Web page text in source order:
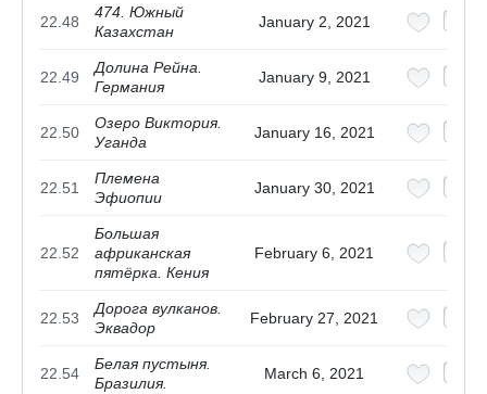
22.48
474. Южный
Казахстан
January 2, 2021
22.49
Долина Рейна.
Германия
January 9, 2021
22.50
Озеро Виктория.
Уганда
January 16, 2021
22.51
Племена
Эфиопии
January 30, 2021
22.52
Большая
африканская
пятёрка. Кения
February 6, 2021
22.53
Дорога вулканов.
Эквадор
February 27, 2021
22.54
Белая пустыня.
Бразилия.
March 6, 2021